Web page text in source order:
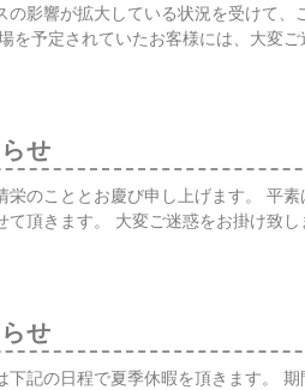
の影響が拡大している状況を受けて
を予定されていたお客様には、大変
せ
栄のこととお慶び申し上げます。 平
て頂きます。 大変ご迷惑をお掛け致
せ
下記の日程で夏季休暇を頂きます。